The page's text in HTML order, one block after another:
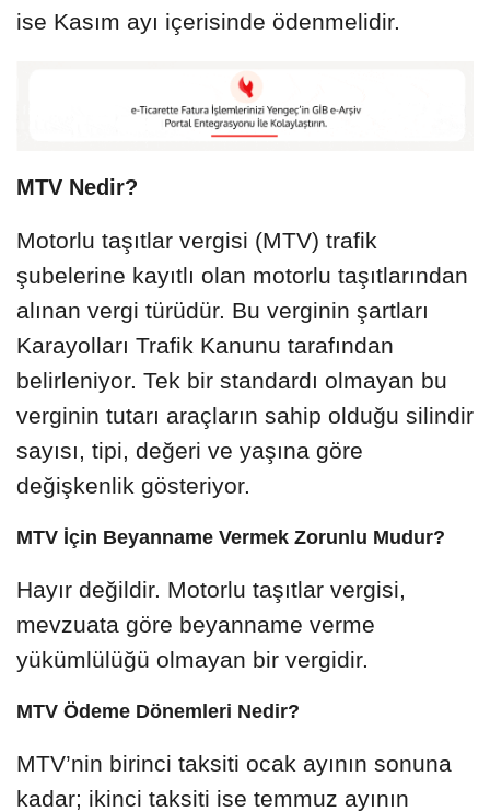
ise Kasım ayı içerisinde ödenmelidir.
MTV Nedir?
Motorlu taşıtlar vergisi (MTV) trafik
şubelerine kayıtlı olan motorlu taşıtlarından
alınan vergi türüdür. Bu verginin şartları
Karayolları Trafik Kanunu tarafından
belirleniyor. Tek bir standardı olmayan bu
verginin tutarı araçların sahip olduğu silindir
sayısı, tipi, değeri ve yaşına göre
değişkenlik gösteriyor.
MTV İçin Beyanname Vermek Zorunlu Mudur?
Hayır değildir. Motorlu taşıtlar vergisi,
mevzuata göre beyanname verme
yükümlülüğü olmayan bir vergidir.
MTV Ödeme Dönemleri Nedir?
MTV’nin birinci taksiti ocak ayının sonuna
kadar; ikinci taksiti ise temmuz ayının